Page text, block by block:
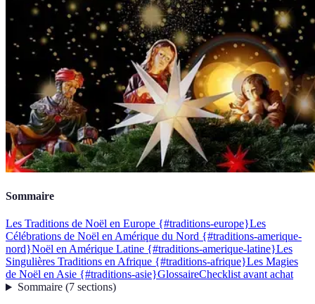
Sommaire
Les Traditions de Noël en Europe {#traditions-europe}Les
Célébrations de Noël en Amérique du Nord {#traditions-amerique-
nord}Noël en Amérique Latine {#traditions-amerique-latine}Les
Singulières Traditions en Afrique {#traditions-afrique}Les Magies
de Noël en Asie {#traditions-asie}GlossaireChecklist avant achat
Sommaire(7 sections)